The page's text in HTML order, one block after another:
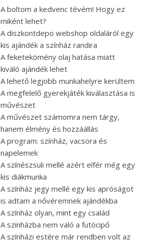
A boltom a kedvenc tévém! Hogy ez
miként lehet?
A diszkontdepo webshop oldaláról egy
kis ajándék a színház randira
A feketekömény olaj hatása miatt
kiváló ajándék lehet
A lehető legjobb munkahelyre kerültem
A megfelelő gyerekjáték kiválasztása is
művészet
A művészet számomra nem tárgy,
hanem élmény és hozzáállás
A program: színház, vacsora és
napelemek
A színészsuli mellé azért elfér még egy
kis diákmunka
A színház jegy mellé egy kis apróságot
is adtam a nővéremnek ajándékba
A színház olyan, mint egy család
A színházba nem való a futócipő
A színházi estére már rendben volt az